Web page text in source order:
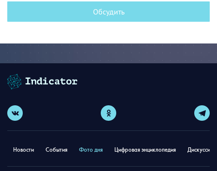
Обсудить
Новости События Фото дня Цифровая энциклопедия